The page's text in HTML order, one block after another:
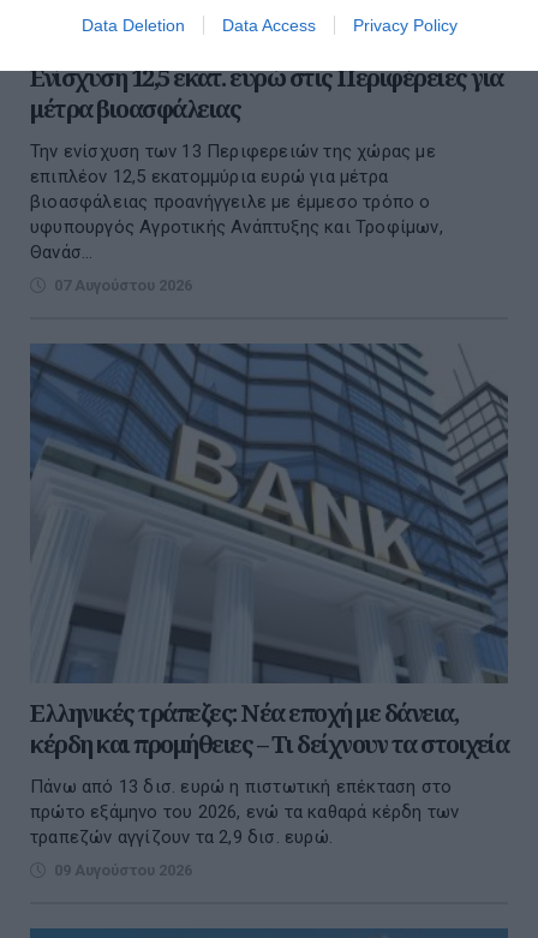
Data Deletion Data Access Privacy Policy
Ενίσχυση 12,5 εκατ. ευρώ στις Περιφέρειες για
μέτρα βιοασφάλειας
Την ενίσχυση των 13 Περιφερειών της χώρας με
επιπλέον 12,5 εκατομμύρια ευρώ για μέτρα
βιοασφάλειας προανήγγειλε με έμμεσο τρόπο ο
υφυπουργός Αγροτικής Ανάπτυξης και Τροφίμων,
Θανάσ...
07 Αυγούστου 2026
Ελληνικές τράπεζες: Νέα εποχή με δάνεια,
κέρδη και προμήθειες – Τι δείχνουν τα στοιχεία
Πάνω από 13 δισ. ευρώ η πιστωτική επέκταση στο
πρώτο εξάμηνο του 2026, ενώ τα καθαρά κέρδη των
τραπεζών αγγίζουν τα 2,9 δισ. ευρώ.
09 Αυγούστου 2026